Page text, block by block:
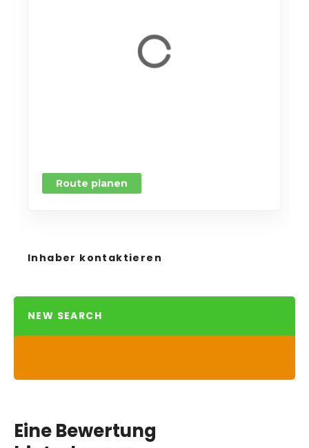
Route planen
Inhaber kontaktieren
NEW SEARCH
Eine Bewertung